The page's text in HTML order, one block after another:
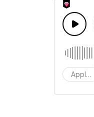
Applaus